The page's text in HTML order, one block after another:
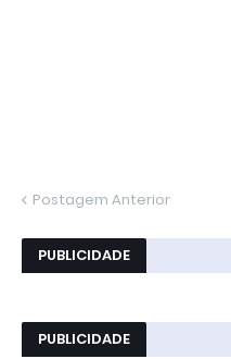
Postagem Anterior
PUBLICIDADE
PUBLICIDADE